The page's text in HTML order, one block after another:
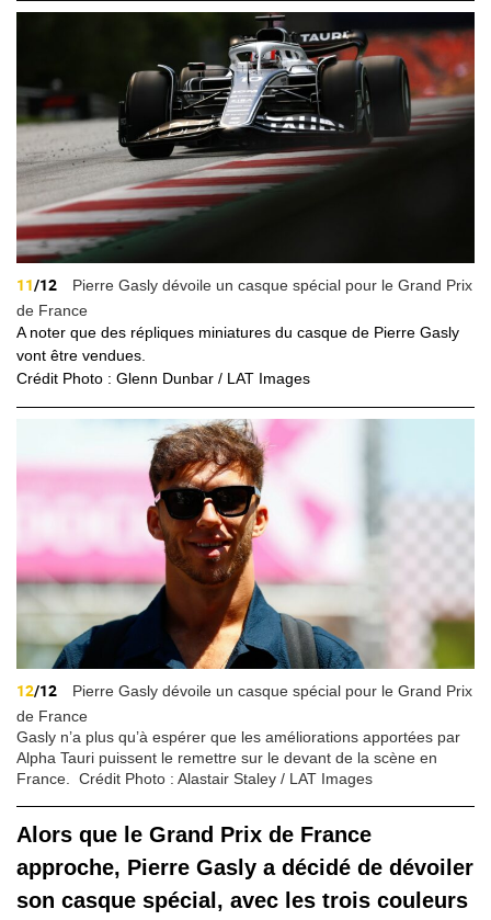
11/12
Pierre Gasly dévoile un casque spécial pour le Grand Prix
de France
A noter que des répliques miniatures du casque de Pierre Gasly
vont être vendues.
Crédit Photo : Glenn Dunbar / LAT Images
12/12
Pierre Gasly dévoile un casque spécial pour le Grand Prix
de France
Gasly n’a plus qu’à espérer que les améliorations apportées par
Alpha Tauri puissent le remettre sur le devant de la scène en
France.
Crédit Photo : Alastair Staley / LAT Images
Alors que le Grand Prix de France
approche, Pierre Gasly a décidé de dévoiler
son casque spécial, avec les trois couleurs